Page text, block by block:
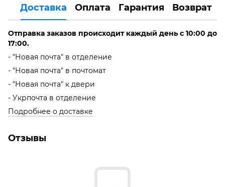
Доставка Оплата Гарантия Возврат
Отправка заказов происходит каждый день с 10:00 до
17:00.
- "Новая почта" в отделение
- "Новая почта" в почтомат
- "Новая почта" к двери
- Укрпочта в отделение
Подробнее о доставке
Отзывы